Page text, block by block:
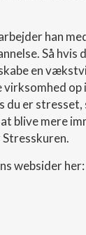
han
Så hvis
en
op
du er stresset,
blive mere
websider her:
indhold
tilpasset
statistikker
fra